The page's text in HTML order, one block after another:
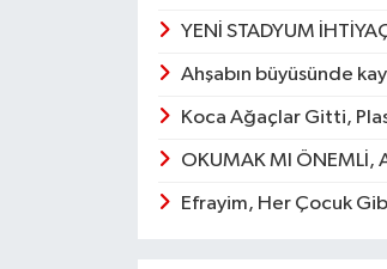
YENİ STADYUM
Ahşabın büyüsünde
Koca Ağaçlar Gitti,
OKUMAK MI ÖNEMLİ,
Efrayim, Her Çocuk